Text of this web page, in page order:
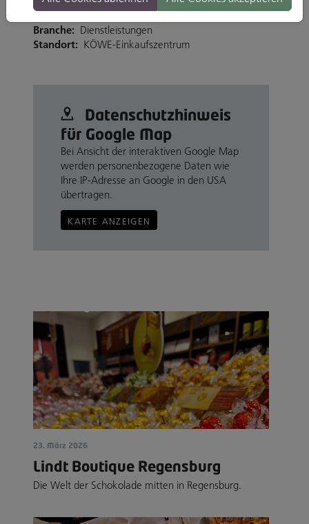
http://www.hair2go.de/
Branche: Dienstleistungen
Standort: KÖWE-Einkaufszentrum
Datenschutz­hinweis
für Google Map
Bei Ansicht der interaktiven Google Map
werden personenbezogene Daten wie
Ihre IP-Adresse an Google in den USA
übertragen.
KARTE ANZEIGEN
23. März 2026
Lindt Boutique Regensburg
Die Welt der Schokolade mitten in Regensburg.